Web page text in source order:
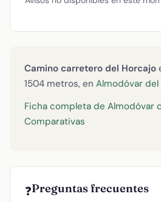
Camino carretero del Horcajo
1504 metros, en Almodóvar
Ficha completa de Almodóvar
Comparativas
❓Preguntas frecuentes